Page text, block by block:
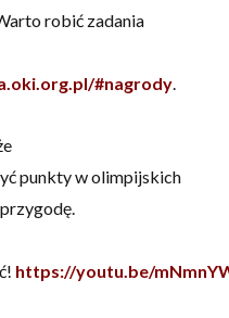
robić zadania
#nagrody.
punkty w olimpijskich
https://youtu.be/